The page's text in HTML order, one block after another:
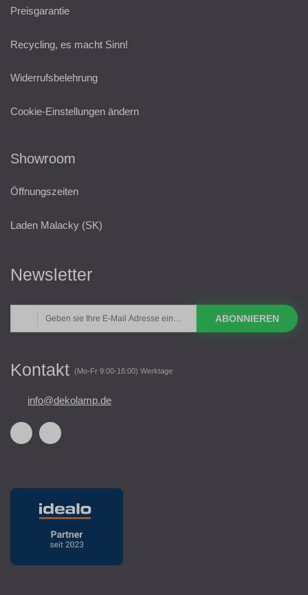
Preisgarantie
Recycling, es macht Sinn!
Widerrufsbelehrung
Cookie-Einstellungen ändern
Showroom
Öffnungszeiten
Laden Malacky (SK)
Newsletter
ABONNIEREN
Kontakt (Mo-Fr 9:00-16:00) Werktage
info@dekolamp.de